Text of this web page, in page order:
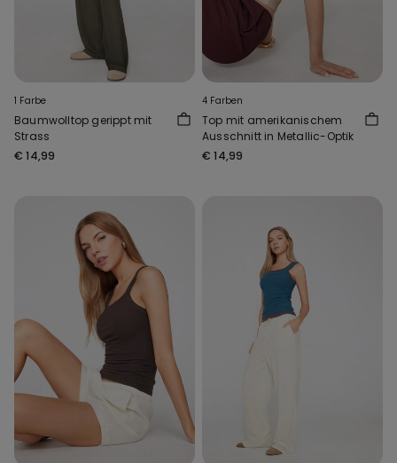
1 Farbe
Baumwolltop gerippt mit
Strass
€ 14,99
4 Farben
Top mit amerikanischem
Ausschnitt in Metallic-Optik
€ 14,99